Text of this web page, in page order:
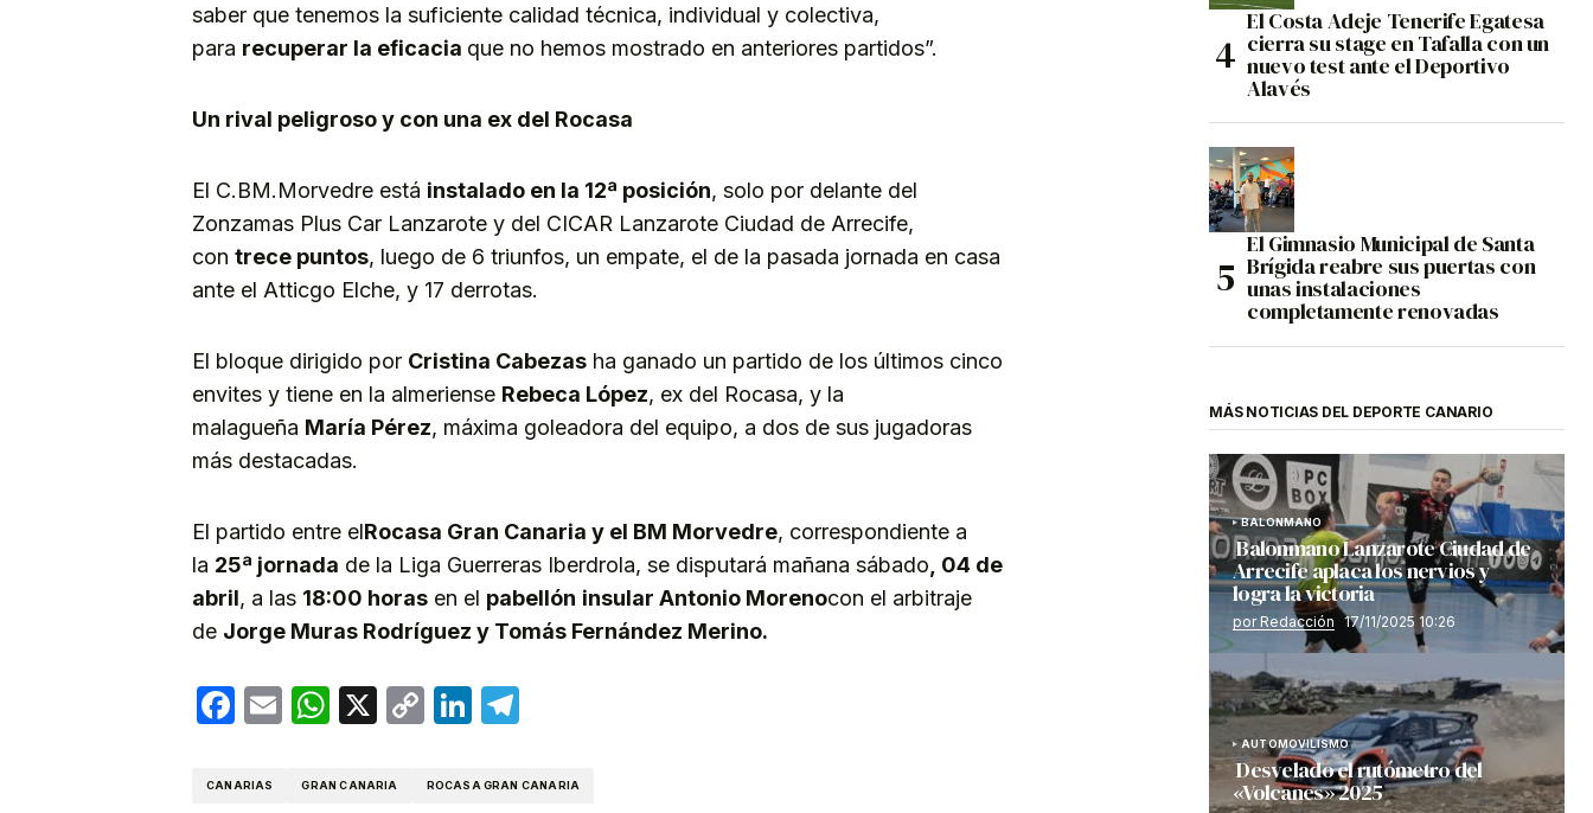
saber que tenemos la suficiente calidad técnica, individual y colectiva,
para recuperar la eficacia que no hemos mostrado en anteriores partidos”.
Un rival peligroso y con una ex del Rocasa
El C.BM.Morvedre está instalado en la 12ª posición, solo por delante del
Zonzamas Plus Car Lanzarote y del CICAR Lanzarote Ciudad de Arrecife,
con trece puntos, luego de 6 triunfos, un empate, el de la pasada jornada en casa
ante el Atticgo Elche, y 17 derrotas.
El bloque dirigido por Cristina Cabezas ha ganado un partido de los últimos cinco
envites y tiene en la almeriense Rebeca López, ex del Rocasa, y la
malagueña María Pérez, máxima goleadora del equipo, a dos de sus jugadoras
más destacadas.
El partido entre elRocasa Gran Canaria y el BM Morvedre, correspondiente a
la 25ª jornada de la Liga Guerreras Iberdrola, se disputará mañana sábado , 04 de
abril, a las 18:00 horas en el pabellón insular Antonio Morenocon el arbitraje
de Jorge Muras Rodríguez y Tomás Fernández Merino.
Facebook
EmailWhatsApp
X
CopyLinkedIn
CANARIAS GRAN CANARIA ROCASA GRAN CANARIA
El Costa Adeje Tenerife Egatesa
cierra su stage en Tafalla con un
nuevo test ante el Deportivo
Alavés
El Gimnasio Municipal de Santa
Brígida reabre sus puertas con
unas instalaciones
completamente renovadas
MÁS NOTICIAS DEL DEPORTE CANARIO
BALONMANO
Balonmano Lanzarote Ciudad de
Arrecife aplaca los nervios y
logra la victoria
por Redacción 17/11/2025 10:26
AUTOMOVILISMO
Desvelado el rutómetro del
«Volcanes» 2025